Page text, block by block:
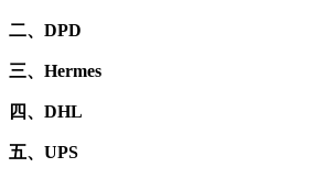
二、DPD
三、Hermes
四、DHL
五、UPS